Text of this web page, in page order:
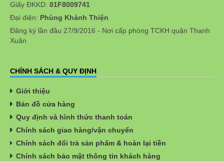
Giấy ĐKKD: 01F8009741
Đại diện: Phùng Khánh Thiện
Đăng ký lần đầu 27/9/2016 - Nơi cấp phòng TCKH quận Thanh
Xuân
CHÍNH SÁCH & QUY ĐỊNH
Giới thiệu
Bản đồ cửa hàng
Quy định và hình thức thanh toán
Chính sách giao hàng/vận chuyển
Chính sách đổi trả sản phẩm & hoàn lại tiền
Chính sách bảo mật thông tin khách hàng